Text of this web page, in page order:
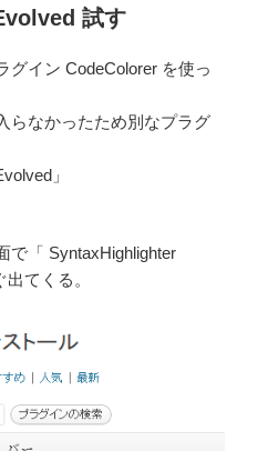
試す
グイン CodeColorer を使っ
らなかったため別なプラグ
」
「 SyntaxHighlighter
てくる。